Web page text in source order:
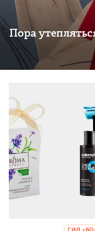
Пора